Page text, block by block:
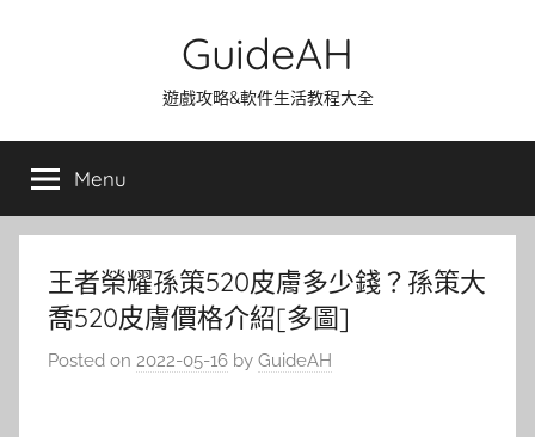
GuideAH
遊戲攻略&軟件生活教程大全
Menu
王者榮耀孫策520皮膚多少錢？孫策大
喬520皮膚價格介紹[多圖]
Posted on 2022-05-16 by GuideAH